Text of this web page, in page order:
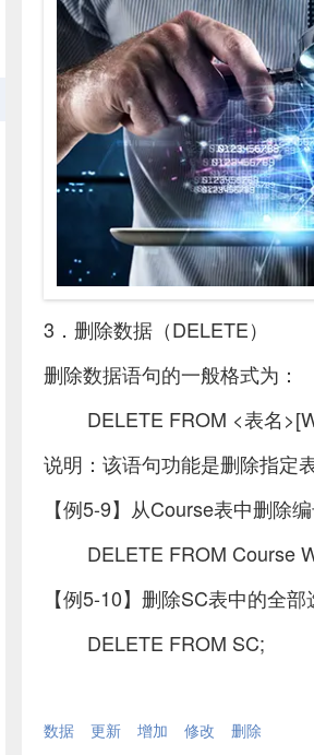
3．删除数据（DELETE）
删除数据语句的一般格式为：
DELETE FROM <表名
说明：该语句功能是删除指定
【例5-9】从Course表中删除
DELETE FROM Course
【例5-10】删除SC表中的全部
DELETE FROM SC;
数据 更新 增加 修改 删除